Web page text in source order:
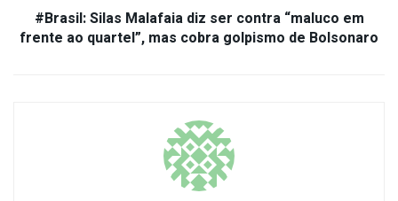
#Brasil: Silas Malafaia diz ser contra “maluco em
frente ao quartel”, mas cobra golpismo de Bolsonaro